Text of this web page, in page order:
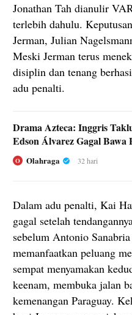
Jonathan Tah dianulir
terlebih dahulu.
Jerman, Julian
Meski Jerman terus
disiplin dan tenang
adu penalti.
Drama Azteca: Inggris
Edson Álvarez Gagal
O Olahraga 32 hari
Dalam adu penalti, Kai
gagal setelah
sebelum Antonio
memanfaatkan peluang
sempat menyamakan
keenam, membuka jalan
kemenangan Paraguay.